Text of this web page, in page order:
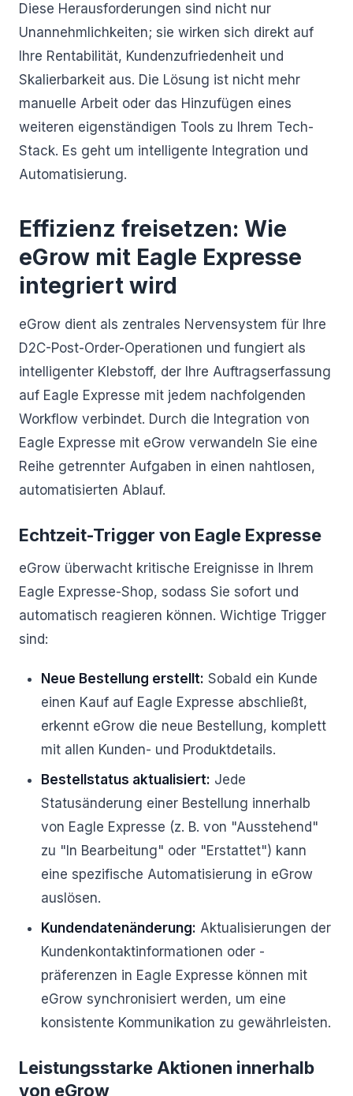
Diese Herausforderungen sind nicht nur
Unannehmlichkeiten; sie wirken sich direkt auf
Ihre Rentabilität, Kundenzufriedenheit und
Skalierbarkeit aus. Die Lösung ist nicht mehr
manuelle Arbeit oder das Hinzufügen eines
weiteren eigenständigen Tools zu Ihrem Tech-
Stack. Es geht um intelligente Integration und
Automatisierung.
Effizienz freisetzen: Wie
eGrow mit Eagle Expresse
integriert wird
eGrow dient als zentrales Nervensystem für Ihre
D2C-Post-Order-Operationen und fungiert als
intelligenter Klebstoff, der Ihre Auftragserfassung
auf Eagle Expresse mit jedem nachfolgenden
Workflow verbindet. Durch die Integration von
Eagle Expresse mit eGrow verwandeln Sie eine
Reihe getrennter Aufgaben in einen nahtlosen,
automatisierten Ablauf.
Echtzeit-Trigger von Eagle Expresse
eGrow überwacht kritische Ereignisse in Ihrem
Eagle Expresse-Shop, sodass Sie sofort und
automatisch reagieren können. Wichtige Trigger
sind:
Neue Bestellung erstellt: Sobald ein Kunde
einen Kauf auf Eagle Expresse abschließt,
erkennt eGrow die neue Bestellung, komplett
mit allen Kunden- und Produktdetails.
Bestellstatus aktualisiert: Jede
Statusänderung einer Bestellung innerhalb
von Eagle Expresse (z. B. von "Ausstehend"
zu "In Bearbeitung" oder "Erstattet") kann
eine spezifische Automatisierung in eGrow
auslösen.
Kundendatenänderung: Aktualisierungen der
Kundenkontaktinformationen oder -
präferenzen in Eagle Expresse können mit
eGrow synchronisiert werden, um eine
konsistente Kommunikation zu gewährleisten.
Leistungsstarke Aktionen innerhalb
von eGrow